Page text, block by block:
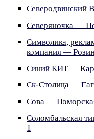
Северодвинский
Северяночка —
Символика,
компания —
Синий КИТ —
Ск-Столица —
Сова —
Соломбальская
1